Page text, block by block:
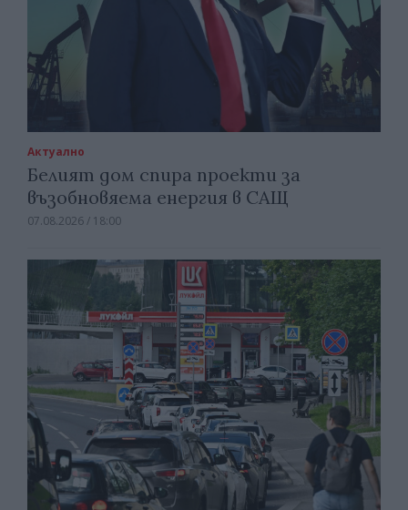
Актуално
Белият дом спира проекти за
възобновяема енергия в САЩ
07.08.2026 / 18:00